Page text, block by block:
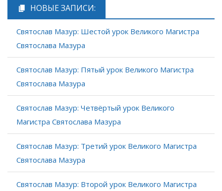
НОВЫЕ ЗАПИСИ:
Святослав Мазур: Шестой урок Великого Магистра
Святослава Мазура
Святослав Мазур: Пятый урок Великого Магистра
Святослава Мазура
Святослав Мазур: Четвёртый урок Великого
Магистра Святослава Мазура
Святослав Мазур: Третий урок Великого Магистра
Святослава Мазура
Святослав Мазур: Второй урок Великого Магистра